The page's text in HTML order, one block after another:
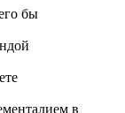
бы
в